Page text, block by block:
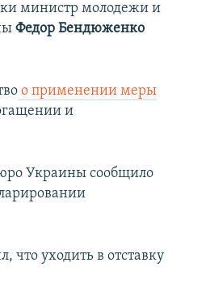
министр молодежи и
Федор Бендюженко
о применении меры
и
Украины сообщило
что уходить в отставку